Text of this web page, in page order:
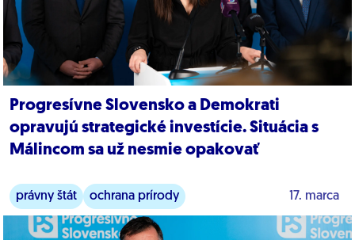
Progresívne Slovensko a Demokrati
opravujú strategické investície. Situácia s
Málincom sa už nesmie opakovať
právny štát ochrana prírody 17. marca